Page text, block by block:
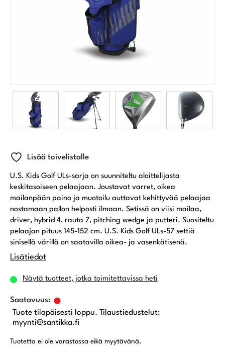
Lisää toivelistalle
U.S. Kids Golf ULs-sarja on suunniteltu aloittelijasta
keskitasoiseen pelaajaan. Joustavat varret, oikea
mailanpään paino ja muotoilu auttavat kehittyvää pelaajaa
nostamaan pallon helposti ilmaan. Setissä on viisi mailaa,
driver, hybrid 4, rauta 7, pitching wedge ja putteri. Suositeltu
pelaajan pituus 145-152 cm. U.S. Kids Golf ULs-57 settiä
sinisellä värillä on saatavilla oikea- ja vasenkätisenä.
Lisätiedot
Näytä tuotteet, jotka toimitettavissa heti
Tuote tilapäisesti loppu. Tilaustiedustelut:
myynti@santikka.fi
Tuotetta ei ole varastossa eikä myytävänä.